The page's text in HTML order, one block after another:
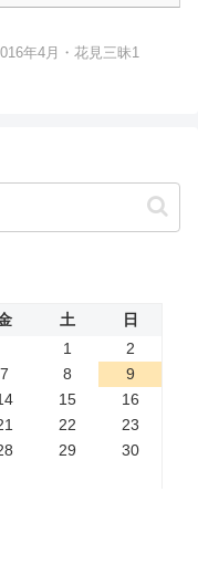
年4月・花見三昧1
土
日
1
2
7 8
9
15
16
22
23
29
30